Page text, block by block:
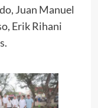
Juan Manuel
Erik Rihani